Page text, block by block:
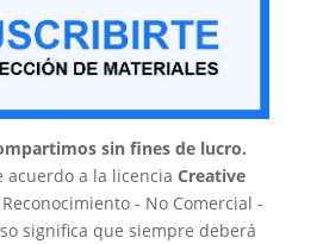
sin fines de lucro.
acuerdo a la licencia Creative
- No Comercial -
significa que siempre deberá